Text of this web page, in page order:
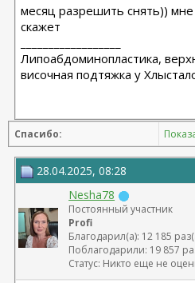
месяц разрешить снять))
скажет
Липоабдоминопластика,
височная подтяжка у
Спасибо:
28.04.2025, 08:28
Nesha78
Постоянный участник
Profi
Благодарил(а): 12 185
Поблагодарили: 19 857
Статус: Никто еще не